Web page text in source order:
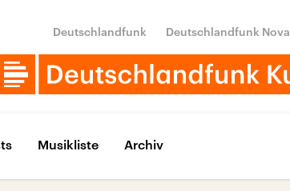
Deutschlandfunk Deutschlandfunk Nova
Musikliste Archiv